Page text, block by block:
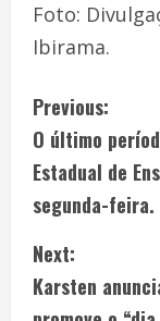
Foto:
Ibirama.
Previous:
O último
Estadual de
segunda-feira.
Next:
Karsten